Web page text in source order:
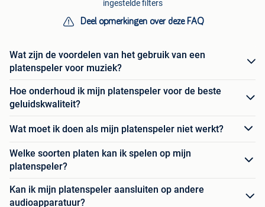
ingestelde filters
Deel opmerkingen over deze FAQ
Wat zijn de voordelen van het gebruik van een
platenspeler voor muziek?
Hoe onderhoud ik mijn platenspeler voor de beste
geluidskwaliteit?
Wat moet ik doen als mijn platenspeler niet werkt?
Welke soorten platen kan ik spelen op mijn
platenspeler?
Kan ik mijn platenspeler aansluiten op andere
audioapparatuur?